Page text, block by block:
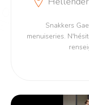
Snakkers
menuiseries.